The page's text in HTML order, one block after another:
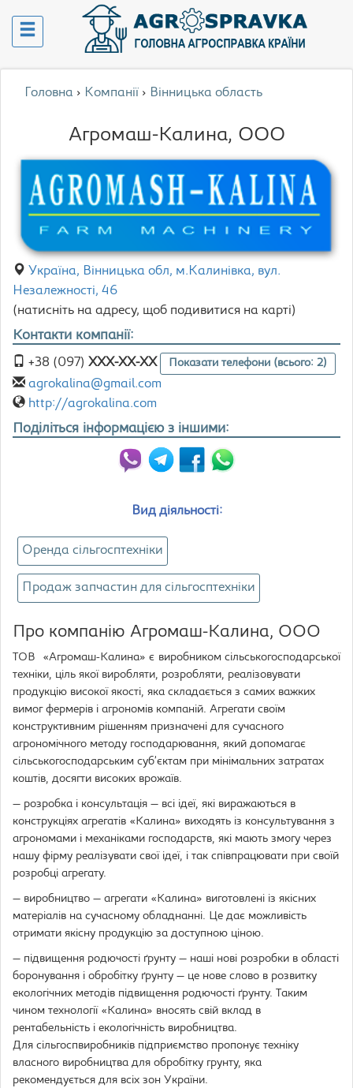
Головна › Компанії › Вінницька область
Агромаш-Калина, ООО
Україна, Вінницька обл, м.Калинівка, вул.
Незалежності, 46
(натисніть на адресу, щоб подивитися на карті)
Контакти компанії:
+38 (097) XXX-XX-XX Показати телефони (всього: 2)
agrokalina@gmail.com
http://agrokalina.com
Поділіться інформацією з іншими:
Вид діяльності:
Оренда сільгосптехніки
Продаж запчастин для сільгосптехніки
Про компанію Агромаш-Калина, ООО
ТОВ «Агромаш-Калина» є виробником сільськогосподарської
техніки, ціль якої виробляти, розробляти, реалізовувати
продукцію високої якості, яка складається з самих важких
вимог фермерів і агрономів компаній. Агрегати своїм
конструктивним рішенням призначені для сучасного
агрономічного методу господарювання, який допомагає
сільськогосподарським суб’єктам при мінімальних затратах
коштів, досягти високих врожаїв.
— розробка і консультація — всі ідеї, які виражаються в
конструкціях агрегатів «Калина» виходять із консультування з
агрономами і механіками господарств, які мають змогу через
нашу фірму реалізувати свої ідеї, і так співпрацювати при своїй
розробці агрегату.
— виробництво — агрегати «Калина» виготовлені із якісних
матеріалів на сучасному обладнанні. Це дає можливість
отримати якісну продукцію за доступною ціною.
— підвищення родючості ґрунту — наші нові розробки в області
боронування і обробітку ґрунту — це нове слово в розвитку
екологічних методів підвищення родючості ґрунту. Таким
чином технології «Калина» вносять свій вклад в
рентабельність і екологічність виробництва.
Для сільгоспвиробників підприємство пропонує техніку
власного виробництва для обробітку грунту, яка
рекомендується для всіх зон України.